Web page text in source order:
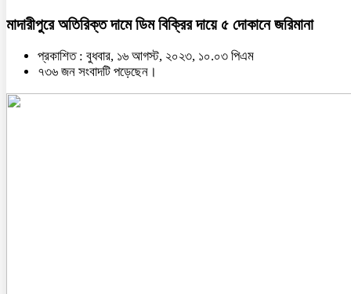
মাদারীপুরে অতিরিক্ত দামে ডিম বিক্রির দায়ে ৫ দোকানে জরিমানা
প্রকাশিত : বুধবার, ১৬ আগস্ট, ২০২৩, ১০.০৩ পিএম
৭৩৬ জন সংবাদটি পড়েছেন।